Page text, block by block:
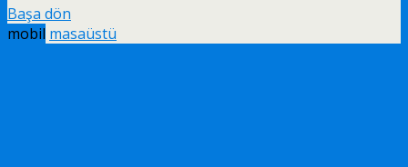
Başa dön
mobil masaüstü